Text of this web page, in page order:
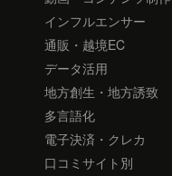
インフルエンサー
通販・越境EC
データ活用
地方創生・地方誘致
多言語化
電子決済・クレカ
口コミサイト別